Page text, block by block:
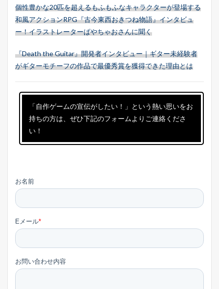
個性豊かな20匹を超えるもふもふなキャラクターが登場する
和風アクションRPG『古今東西おきつね物語』インタビュ
ー！イラストレーターぱやちゃおさんに聞く
『Death the Guitar』開発者インタビュー｜ギター未経験者
がギターモチーフの作品で最優秀賞を獲得できた理由とは
「自作ゲームの宣伝がしたい！」という熱い思いをお
持ちの方は、ぜひ下記のフォームよりご連絡くださ
い！